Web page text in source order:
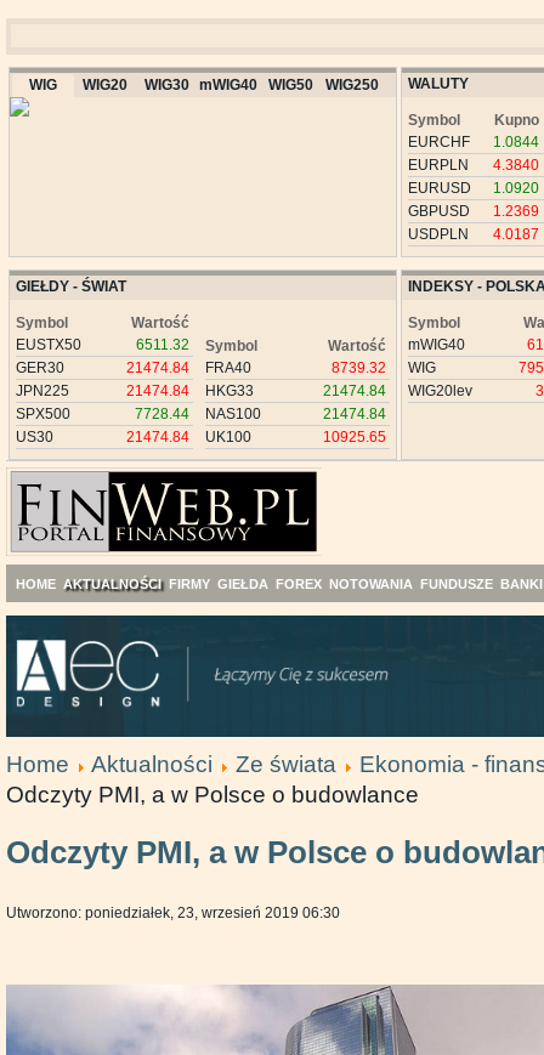
WIG WIG20 WIG30 mWIG40 WIG50 WIG250 WALUTY
Symbol
Kupno
EURCHF
1.0844
EURPLN
4.3840
EURUSD
1.0920
GBPUSD
1.2369
USDPLN
4.0187
GIEŁDY - ŚWIAT
Symbol
Wartość
EUSTX50
6511.32
GER30
21474.84
JPN225
21474.84
SPX500
7728.44
US30
21474.84
Symbol
Wartość
FRA40
8739.32
HKG33
21474.84
NAS100
21474.84
UK100
10925.65
INDEKSY -
Symbol
mWIG40
WIG
WIG20lev
HOME AKTUALNOŚCI FIRMY GIEŁDA FOREX NOTOWANIA FUNDUSZE BANKI
Home Aktualności Ze świata
Ekonomia -
Odczyty PMI, a w Polsce o budowlance
Odczyty PMI, a w Polsce o
Utworzono: poniedziałek, 23, wrzesień 2019 06:30